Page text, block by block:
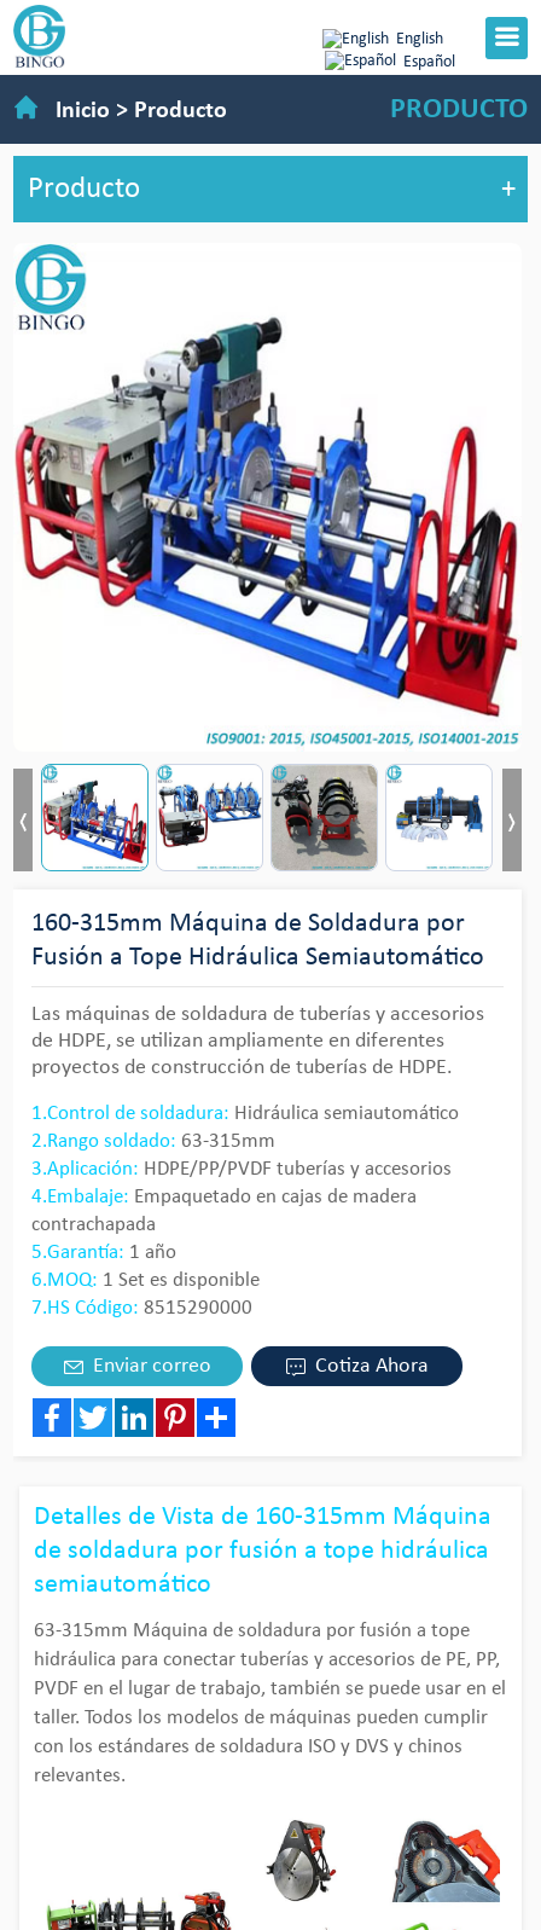
English
Español
Inicio > Producto PRODUCTO
Producto +
160-315mm Máquina de Soldadura por
Fusión a Tope Hidráulica Semiautomático
Las máquinas de soldadura de tuberías y accesorios
de HDPE, se utilizan ampliamente en diferentes
proyectos de construcción de tuberías de HDPE.
1.Control de soldadura: Hidráulica semiautomático
2.Rango soldado: 63-315mm
3.Aplicación: HDPE/PP/PVDF tuberías y accesorios
4.Embalaje: Empaquetado en cajas de madera
contrachapada
5.Garantía: 1 año
6.MOQ: 1 Set es disponible
7.HS Código: 8515290000
Enviar correo Cotiza Ahora
Detalles de Vista de 160-315mm Máquina
de soldadura por fusión a tope hidráulica
semiautomático
63-315mm Máquina de soldadura por fusión a tope
hidráulica para conectar tuberías y accesorios de PE, PP,
PVDF en el lugar de trabajo, también se puede usar en el
taller. Todos los modelos de máquinas pueden cumplir
con los estándares de soldadura ISO y DVS y chinos
relevantes.